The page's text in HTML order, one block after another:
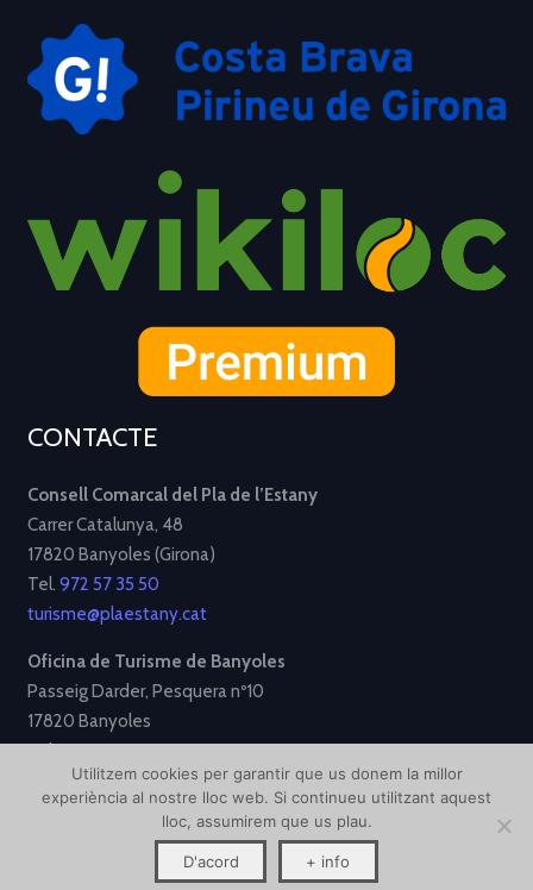
CONTACTE
Consell Comarcal del Pla de l’Estany
Carrer Catalunya, 48
17820 Banyoles (Girona)
Tel. 972 57 35 50
turisme@plaestany.cat
Oficina de Turisme de Banyoles
Passeig Darder, Pesquera nº10
17820 Banyoles
Tel.972 58 34 70
turisme@ajbanyoles.org
[Política de Privacitat][Política de Cookies]
Disseny i desenvolupament perCreative Corner
Utilitzem cookies per garantir que us donem la millor
experiència al nostre lloc web. Si continueu utilitzant aquest
lloc, assumirem que us plau.
D'acord + info